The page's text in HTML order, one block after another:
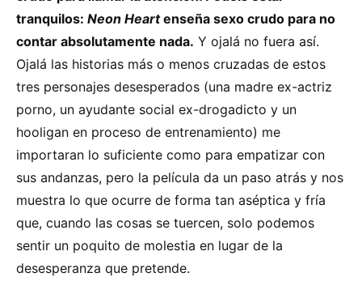
tranquilos: Neon Heartenseña sexo crudo para no
contar absolutamente nada. Y ojalá no fuera así.
Ojalá las historias más o menos cruzadas de estos
tres personajes desesperados (una madre ex-actriz
porno, un ayudante social ex-drogadicto y un
hooligan en proceso de entrenamiento) me
importaran lo suficiente como para empatizar con
sus andanzas, pero la película da un paso atrás y nos
muestra lo que ocurre de forma tan aséptica y fría
que, cuando las cosas se tuercen, solo podemos
sentir un poquito de molestia en lugar de la
desesperanza que pretende.